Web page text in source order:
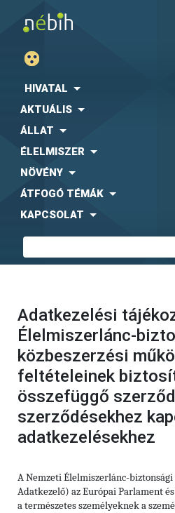
HIVATAL
AKTUÁLIS
ÁLLAT
ÉLELMISZER
NÖVÉNY
ÁTFOGÓ TÉMÁK
KAPCSOLAT
Adatkezelési
Élelmiszerlánc-
közbeszerzési
feltételeinek
összefüggő
szerződésekhez
adatkezelésekhez
A Nemzeti Élelmiszerlánc-
Adatkezelő) az Európai Parlament
a természetes személyeknek a